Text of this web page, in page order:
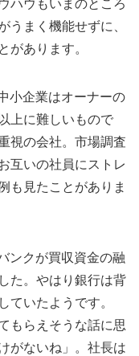
ハウもいまのところ
うまく機能せずに、
があります。
小企業はオーナーの
上に難しいもので
視の会社。市場調査
互いの社員にストレ
も見たことがありま
ンクが買収資金の融
た。やはり銀行は背
ていたようです。
もらえそうな話に思
がないね」。社長は